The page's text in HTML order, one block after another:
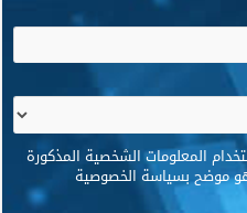
المعلومات الشخصية المذكورة
موضح بسياسة الخصوصية